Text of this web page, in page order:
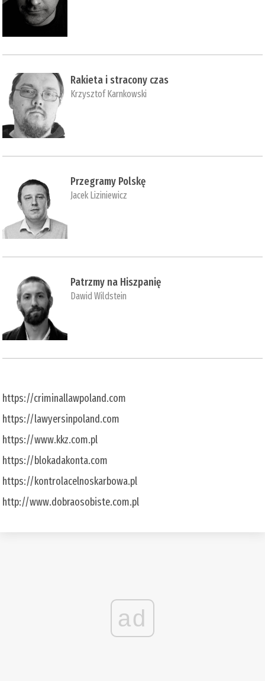
Rakieta i stracony czas
Krzysztof Karnkowski
Przegramy Polskę
Jacek Liziniewicz
Patrzmy na Hiszpanię
Dawid Wildstein
https://criminallawpoland.com
https://lawyersinpoland.com
https://www.kkz.com.pl
https://blokadakonta.com
https://kontrolacelnoskarbowa.pl
http://www.dobraosobiste.com.pl
ad